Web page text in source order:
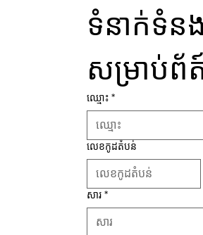
ទំនាក់ទំន
សម្រាប់ព័
ឈ្មោះ *
លេខកូដតំបន់
សារ *